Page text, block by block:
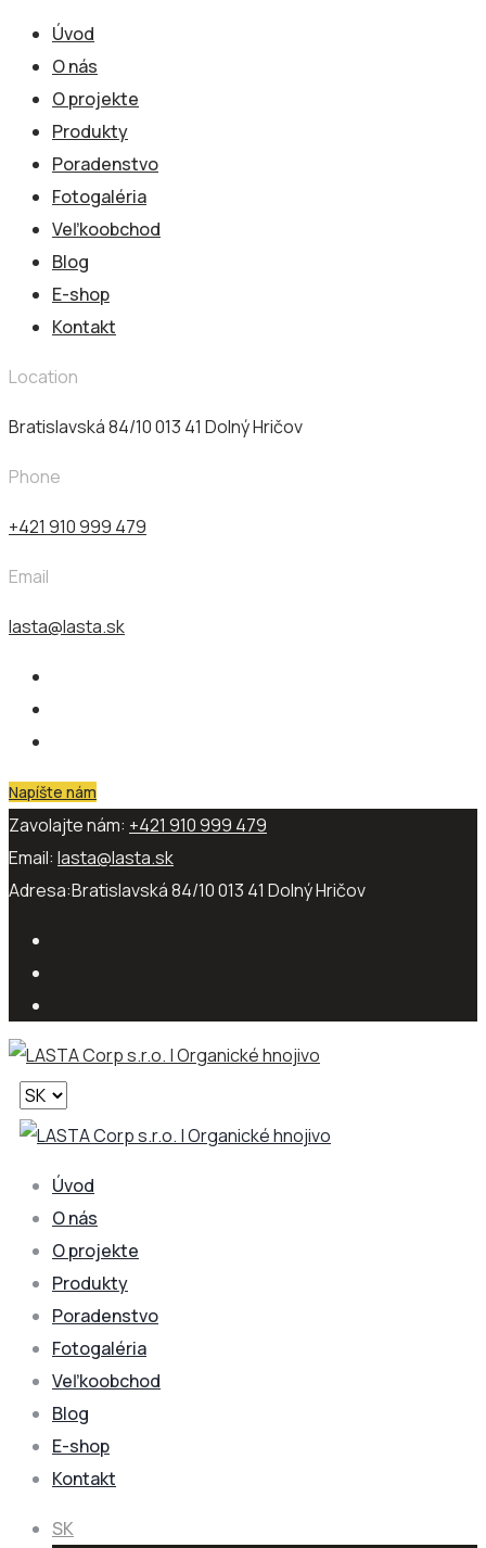
Úvod
O nás
O projekte
Produkty
Poradenstvo
Fotogaléria
Veľkoobchod
Blog
E-shop
Kontakt
Location
Bratislavská 84/10 013 41​ Dolný Hričov
Phone
+421 910 999 479
Email
lasta@lasta.sk
Napíšte nám
Zavolajte nám: +421 910 999 479
Email: lasta@lasta.sk
Adresa:Bratislavská 84/10 013 41​ Dolný Hričov
Vyberte
jazyk
Úvod
O nás
O projekte
Produkty
Poradenstvo
Fotogaléria
Veľkoobchod
Blog
E-shop
Kontakt
SK